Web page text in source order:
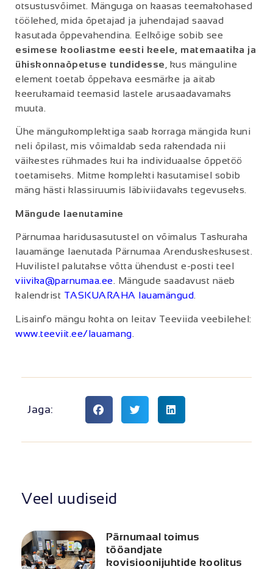
otsustusvõimet. Mänguga on kaasas teemakohased
töölehed, mida õpetajad ja juhendajad saavad
kasutada õppevahendina. Eelkõige sobib see
esimese kooliastme eesti keele, matemaatika ja
ühiskonnaõpetuse tundidesse , kus mänguline
element toetab õppekava eesmärke ja aitab
keerukamaid teemasid lastele arusaadavamaks
muuta.
Ühe mängukomplektiga saab korraga mängida kuni
neli õpilast, mis võimaldab seda rakendada nii
väikestes rühmades kui ka individuaalse õppetöö
toetamiseks. Mitme komplekti kasutamisel sobib
mäng hästi klassiruumis läbiviidavaks tegevuseks.
Mängude laenutamine
Pärnumaa haridusasutustel on võimalus Taskuraha
lauamänge laenutada Pärnumaa Arenduskeskusest.
Huvilistel palutakse võtta ühendust e-posti teel
viivika@parnumaa.ee. Mängude saadavust näeb
kalendrist TASKUARAHA lauamängud.
Lisainfo mängu kohta on leitav Teeviida veebilehel:
www.teeviit.ee/lauamang.
Jaga:
Veel uudiseid
Pärnumaal toimus
tööandjate
kovisioonijuhtide koolitus